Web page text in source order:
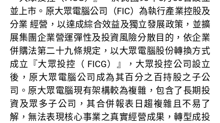
並上市。原大眾電腦公司（FIC）為執行產業控股及
分業 經營，以達成綜合效益及獨立發展政策，並擴
展集團企業營運彈性及投資風險分散目的，依企業
併購法第二十九條規定，以大眾電腦股份轉換方式
成立『大眾投控（ FICG）』，大眾投控公司設立
後，原大眾電腦公司成為其百分之百持股之子公
司。原大眾電腦現有架構較為複雜，包含了長期投
資及眾多子公司，其合併報表日趨複雜且不易了
解，無法表現核心事業之真實經營成果，轉型成投